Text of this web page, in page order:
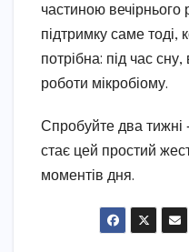
частиною вечірнього
підтримку саме тоді,
потрібна: під час
роботи мікробіому.
Спробуйте два тижні
стає цей простий
моментів дня.